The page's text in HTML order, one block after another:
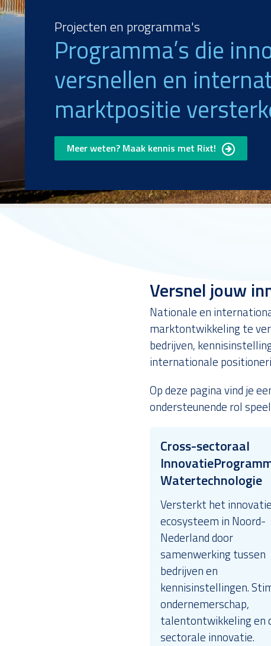
Projecten en programma's
Programma’s die
versnellen en
marktpositie
Meer weten? Maak kennis met Rixt!
Versnel jouw
Nationale en
marktontwikkeling te
bedrijven,
internationale
Op deze pagina vind je
ondersteunende rol
Cross-sectoraal
Watertechnologie
Versterkt het
ecosysteem in Noord-
Nederland door
samenwerking tussen
bedrijven en
kennisinstellingen.
ondernemerschap,
talentontwikkeling en
sectorale innovatie.